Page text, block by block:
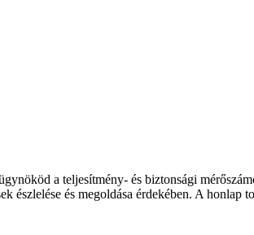
a teljesítmény- és biztonsági
észlelése és megoldása érdekében. A honlap